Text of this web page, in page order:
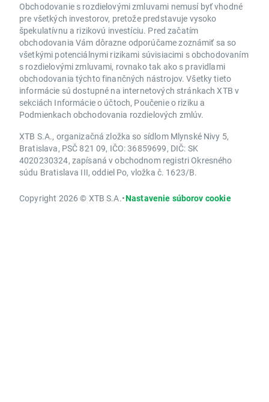
Obchodovanie s rozdielovými zmluvami nemusí byť vhodné
pre všetkých investorov, pretože predstavuje vysoko
špekulatívnu a rizikovú investíciu. Pred začatím
obchodovania Vám dôrazne odporúčame zoznámiť sa so
všetkými potenciálnymi rizikami súvisiacimi s obchodovaním
s rozdielovými zmluvami, rovnako tak ako s pravidlami
obchodovania týchto finančných nástrojov. Všetky tieto
informácie sú dostupné na internetových stránkach XTB v
sekciách Informácie o účtoch, Poučenie o riziku a
Podmienkach obchodovania rozdielových zmlúv.
XTB S.A., organizačná zložka so sídlom Mlynské Nivy 5,
Bratislava, PSČ 821 09, IČO: 36859699, DIČ: SK
4020230324, zapísaná v obchodnom registri Okresného
súdu Bratislava III, oddiel Po, vložka č. 1623/B.
Copyright 2026 © XTB S.A.•Nastavenie súborov cookie